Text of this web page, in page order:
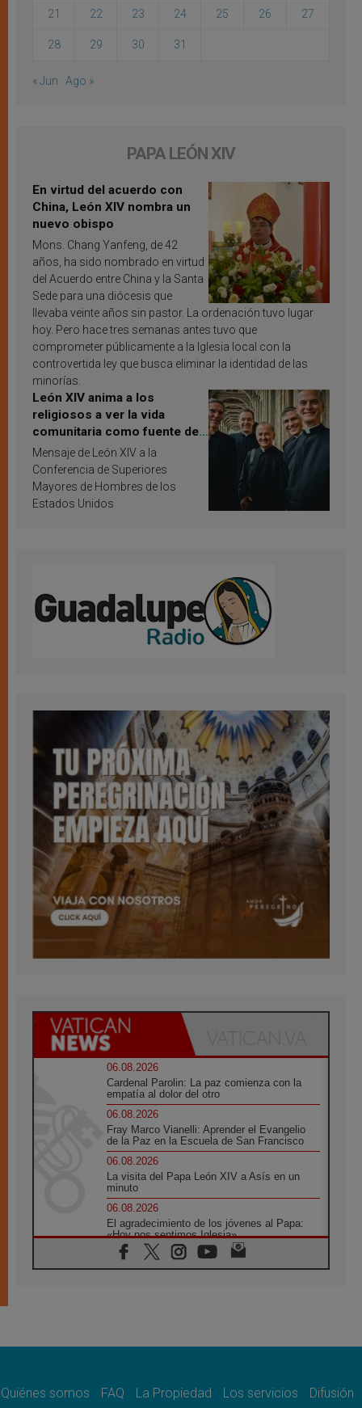
21 22 23 24 25 26 27
28 29 30 31
« Jun Ago »
PAPA LEÓN XIV
En virtud del acuerdo con
China, León XIV nombra un
nuevo obispo
Mons. Chang Yanfeng, de 42
años, ha sido nombrado en virtud
del Acuerdo entre China y la Santa
Sede para una diócesis que
llevaba veinte años sin pastor. La ordenación tuvo lugar
hoy. Pero hace tres semanas antes tuvo que
comprometer públicamente a la Iglesia local con la
controvertida ley que busca eliminar la identidad de las
minorías.
León XIV anima a los
religiosos a ver la vida
comunitaria como fuente de
inspiración y santificación
Mensaje de León XIV a la
Conferencia de Superiores
Mayores de Hombres de los
Estados Unidos
06.08.2026
Cardenal Parolin: La paz comienza con la
empatía al dolor del otro
06.08.2026
Fray Marco Vianelli: Aprender el Evangelio
de la Paz en la Escuela de San Francisco
06.08.2026
La visita del Papa León XIV a Asís en un
minuto
06.08.2026
El agradecimiento de los jóvenes al Papa:
«Hoy nos sentimos Iglesia»
06.08.2026
Líbano: Reanudan los coloquios en Roma en
paz
Quiénes somos FAQ La Propiedad Los servicios Difusión